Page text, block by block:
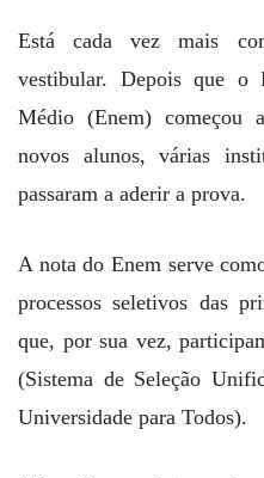
Está cada vez mais
vestibular. Depois que o
Médio (Enem) começou
novos alunos, várias
passaram a aderir a prova.
A nota do Enem serve
processos seletivos das
que, por sua vez,
(Sistema de Seleção
Universidade para Todos).